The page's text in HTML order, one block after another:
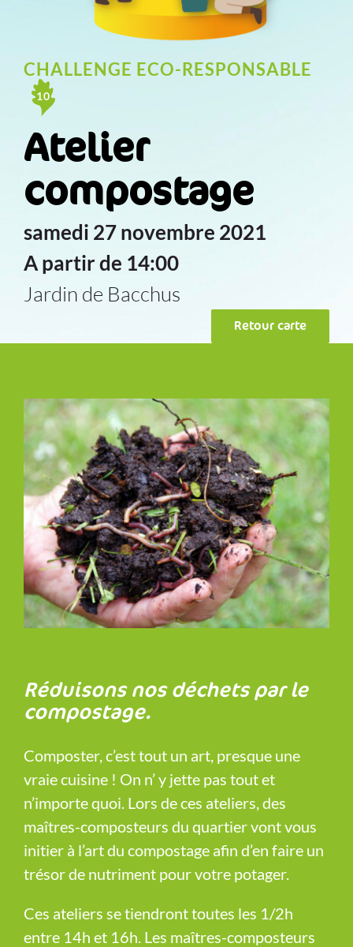
CHALLENGE ECO-RESPONSABLE
10
Atelier
compostage
samedi 27 novembre 2021
A partir de 14:00
Jardin de Bacchus
Retour carte
Réduisons nos déchets par le
compostage.
Composter, c’est tout un art, presque une
vraie cuisine ! On n’ y jette pas tout et
n’importe quoi. Lors de ces ateliers, des
maîtres-composteurs du quartier vont vous
initier à l’art du compostage afin d’en faire un
trésor de nutriment pour votre potager.
Ces ateliers se tiendront toutes les 1/2h
entre 14h et 16h. Les maîtres-composteurs